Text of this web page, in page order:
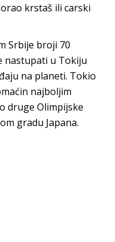
krstaš ili carski
Srbije broji 70
nastupati u Tokiju
na planeti. Tokio
najboljim
druge Olimpijske
gradu Japana.